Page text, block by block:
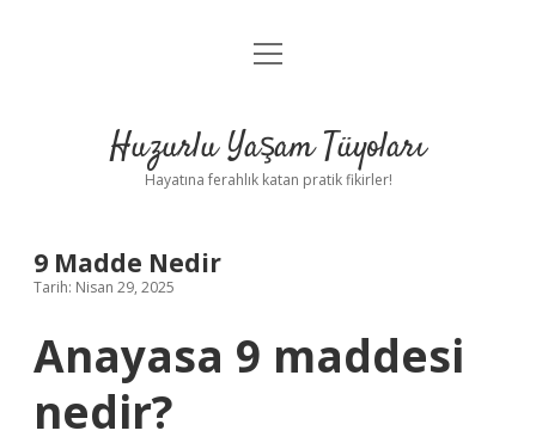
Anasayfa
Yasal Uyarı
menüyü
Huzurlu Yaşam Tüyoları
Hayatına ferahlık katan pratik fikirler!
9 Madde Nedir
Tarih: Nisan 29, 2025
Anayasa 9 maddesi
nedir?